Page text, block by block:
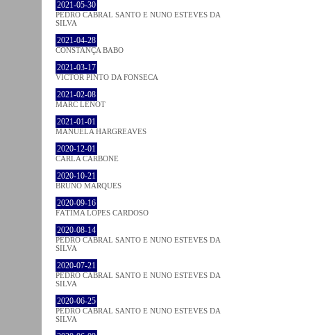
2021-05-30
PEDRO CABRAL SANTO E NUNO ESTEVES DA
SILVA
2021-04-28
CONSTANÇA BABO
2021-03-17
VICTOR PINTO DA FONSECA
2021-02-08
MARC LENOT
2021-01-01
MANUELA HARGREAVES
2020-12-01
CARLA CARBONE
2020-10-21
BRUNO MARQUES
2020-09-16
FÁTIMA LOPES CARDOSO
2020-08-14
PEDRO CABRAL SANTO E NUNO ESTEVES DA
SILVA
2020-07-21
PEDRO CABRAL SANTO E NUNO ESTEVES DA
SILVA
2020-06-25
PEDRO CABRAL SANTO E NUNO ESTEVES DA
SILVA